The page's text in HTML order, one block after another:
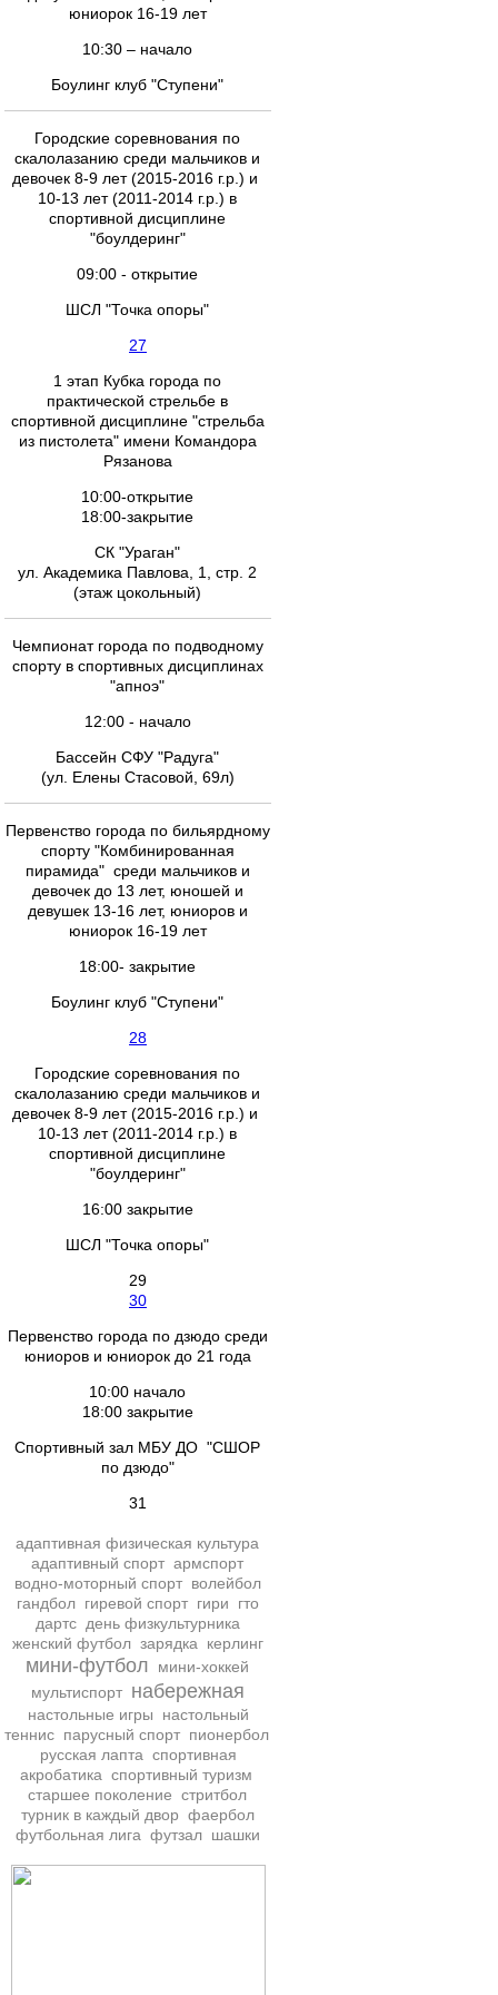
юниорок 16-19 лет
10:30 – начало
Боулинг клуб "Ступени"
Городские соревнования по
скалолазанию среди мальчиков и
девочек 8-9 лет (2015-2016 г.р.) и
10-13 лет (2011-2014 г.р.) в
спортивной дисциплине
"боулдеринг"
09:00 - открытие
ШСЛ "Точка опоры"
27
1 этап Кубка города по
практической стрельбе в
спортивной дисциплине "стрельба
из пистолета" имени Командора
Рязанова
10:00-открытие
18:00-закрытие
СК "Ураган"
ул. Академика Павлова, 1, стр. 2
(этаж цокольный)
Чемпионат города по подводному
спорту в спортивных дисциплинах
"апноэ"
12:00 - начало
Бассейн СФУ "Радуга"
(ул. Елены Стасовой, 69л)
Первенство города по бильярдному
спорту "Комбинированная
пирамида" среди мальчиков и
девочек до 13 лет, юношей и
девушек 13-16 лет, юниоров и
юниорок 16-19 лет
18:00- закрытие
Боулинг клуб "Ступени"
28
Городские соревнования по
скалолазанию среди мальчиков и
девочек 8-9 лет (2015-2016 г.р.) и
10-13 лет (2011-2014 г.р.) в
спортивной дисциплине
"боулдеринг"
16:00 закрытие
ШСЛ "Точка опоры"
29
30
Первенство города по дзюдо среди
юниоров и юниорок до 21 года
10:00 начало
18:00 закрытие
Спортивный зал МБУ ДО "СШОР
по дзюдо"
31
адаптивная физическая культура
адаптивный спорт армспорт
водно-моторный спорт волейбол
гандбол гиревой спорт гири
гто
дартс день физкультурника
женский футбол зарядка керлинг
мини-футбол
мини-хоккей
мультиспорт набережная
настольные игры
настольный
теннис парусный спорт пионербол
русская лапта спортивная
акробатика спортивный туризм
старшее поколение стритбол
турник в каждый двор фаербол
футбольная лига футзал шашки